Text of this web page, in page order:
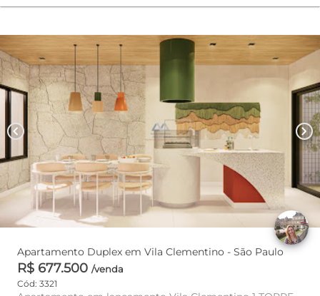
chevron_left chevron_right
Apartamento Duplex em Vila Clementino - São Paulo
R$ 677.500 /venda
Cód: 3321